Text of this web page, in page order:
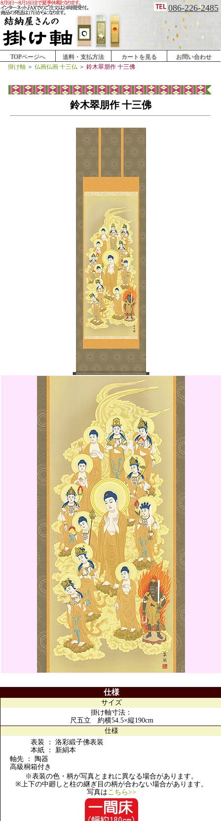
086-226-2485
TOPページへ 送料・支払方法 カートを見る
お問い合わせ
掛け軸 ＞ 仏画仏画 十三仏 ＞ 鈴木翠朋作 十三佛
鈴木翠朋作 十三佛
仕様
サイズ
掛け軸寸法：
尺五立 約横54.5×縦190cm
仕様
表装 ： 洛彩緞子佛表装
本紙 ： 新絹本
軸先 ： 陶器
高級桐箱付き
※表装の色・柄が写真とまれに異なる場合があります。
※上下の中廻しと柱の継ぎ目の柄が合わない場合があります。
写真はこちら>>